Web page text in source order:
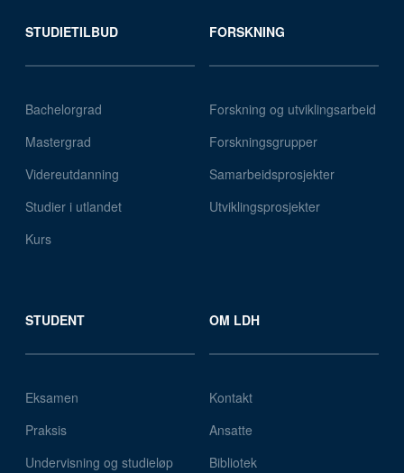
STUDIETILBUD
Bachelorgrad
Mastergrad
Videreutdanning
Studier i utlandet
Kurs
FORSKNING
Forskning og utviklingsarbeid
Forskningsgrupper
Samarbeidsprosjekter
Utviklingsprosjekter
STUDENT
Eksamen
Praksis
Undervisning og studieløp
OM LDH
Kontakt
Ansatte
Bibliotek